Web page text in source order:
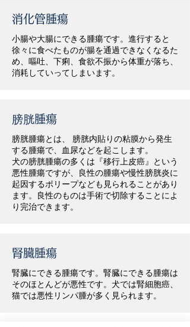
消化管腫瘍
小腸や大腸にできる腫瘍です。進行すると
徐々に食べたものが腸を通過できなくなるた
め、嘔吐、下痢、食欲不振から体重が落ち、
消耗していってしまいます。
膀胱腫瘍
膀胱腫瘍とは、 膀胱内貼りの粘膜から発生
する腫瘍で、血尿などを起こします。
犬の膀胱腫瘍の多くは『移行上皮癌』という
悪性腫瘍ですが、良性の腫瘍や慢性膀胱炎に
起因するポリープなども見られることがあり
ます。良性のものは手術で切除することによ
り完治できます。
腎臓腫瘍
腎臓にできる腫瘍です。腎臓にできる腫瘍は
そのほとんどが悪性です。犬では腎細胞癌、
猫では悪性リンパ腫が多く見られます。